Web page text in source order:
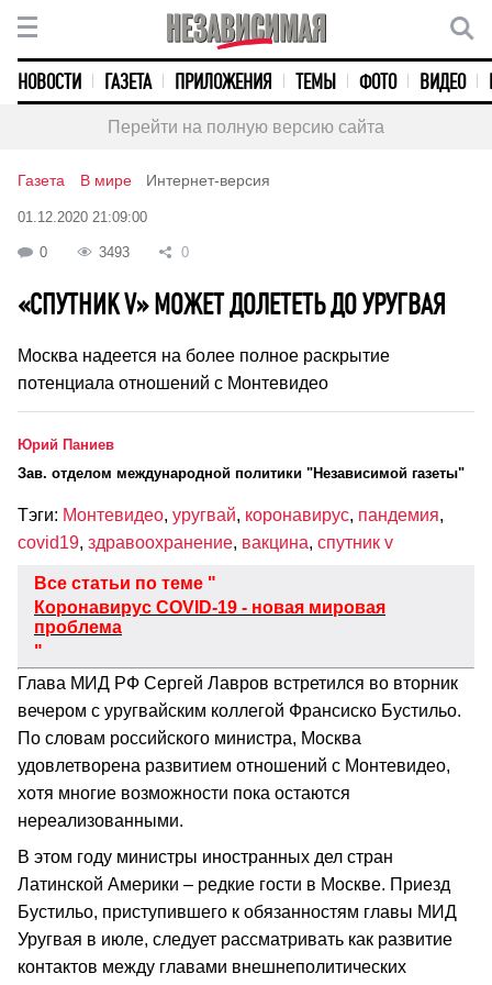
НОВОСТИ ГАЗЕТА ПРИЛОЖЕНИЯ ТЕМЫ ФОТО ВИДЕО
Перейти на полную версию сайта
Газета В мире Интернет-версия
01.12.2020 21:09:00
0 3493 0
«СПУТНИК V» МОЖЕТ ДОЛЕТЕТЬ ДО УРУГВАЯ
Москва надеется на более полное раскрытие
потенциала отношений с Монтевидео
Юрий Паниев
Зав. отделом международной политики "Независимой газеты"
Тэги: Монтевидео, уругвай, коронавирус, пандемия,
covid19, здравоохранение, вакцина, спутник v
Все статьи по теме "
Коронавирус COVID-19 - новая мировая
проблема
"
Глава МИД РФ Сергей Лавров встретился во вторник
вечером с уругвайским коллегой Франсиско Бустильо.
По словам российского министра, Москва
удовлетворена развитием отношений с Монтевидео,
хотя многие возможности пока остаются
нереализованными.
В этом году министры иностранных дел стран
Латинской Америки – редкие гости в Москве. Приезд
Бустильо, приступившего к обязанностям главы МИД
Уругвая в июле, следует рассматривать как развитие
контактов между главами внешнеполитических